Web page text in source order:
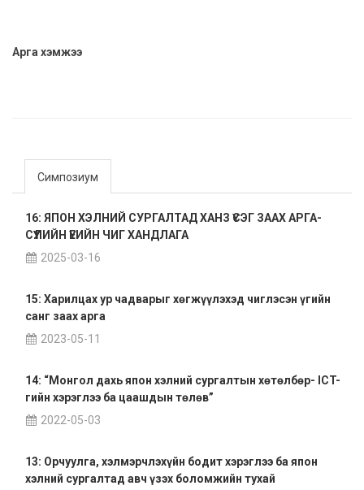
Арга хэмжээ
Симпозиум
16: ЯПОН ХЭЛНИЙ СУРГАЛТАД ХАНЗ ҮСЭГ ЗААХ АРГА-
СҮҮЛИЙН ҮЕИЙН ЧИГ ХАНДЛАГА
2025-03-16
15: Харилцах ур чадварыг хөгжүүлэхэд чиглэсэн үгийн
санг заах арга
2023-05-11
14: “Монгол дахь япон хэлний сургалтын хөтөлбөр- ICT-
гийн хэрэглээ ба цаашдын төлөв”
2022-05-03
13: Орчуулга, хэлмэрчлэхүйн бодит хэрэглээ ба япон
хэлний сургалтад авч үзэх боломжийн тухай